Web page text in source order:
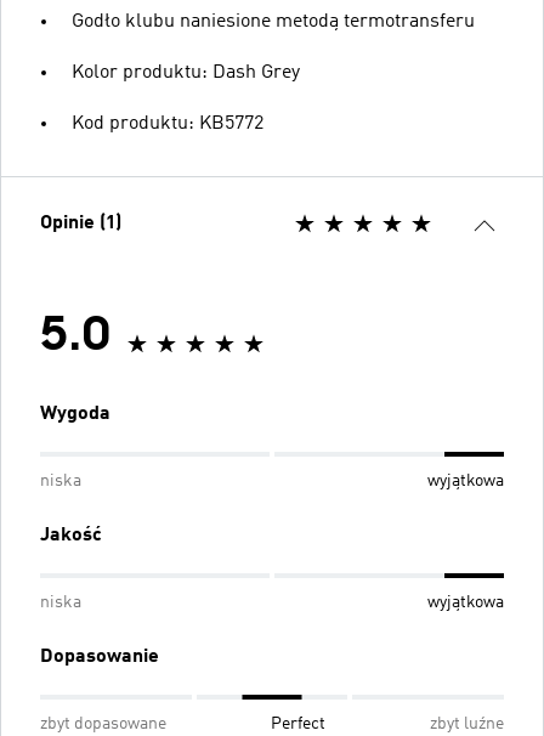
Godło klubu naniesione metodą termotransferu
Kolor produktu: Dash Grey
Kod produktu: KB5772
Opinie (1)
5.0
Wygoda
niska wyjątkowa
Jakość
niska wyjątkowa
Dopasowanie
zbyt dopasowane Perfect zbyt luźne